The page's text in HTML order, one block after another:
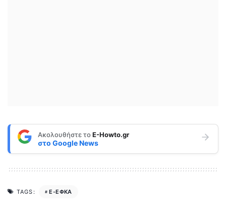
Ακολουθήστε τοE-Howto.gr
στο Google News
TAGS: E-ΕΦΚΑ